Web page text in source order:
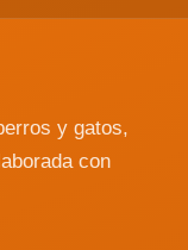
y gatos,
con